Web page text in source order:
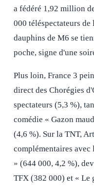
a fédéré 1,92 million
000 téléspectateurs
dauphins de M6 se
poche, signe d'une
Plus loin, France 3
direct des Chorégies
spectateurs (5,3 %),
comédie « Gazon
(4,6 %). Sur la TNT,
complémentaires avec
» (644 000, 4,2 %),
TFX (382 000) et « Le